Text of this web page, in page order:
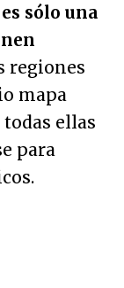
es sólo una
regiones
mapa
ellas
para